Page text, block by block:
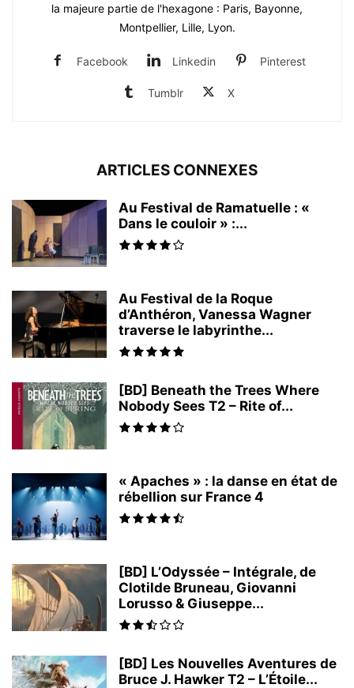
la majeure partie de l'hexagone : Paris, Bayonne,
Montpellier, Lille, Lyon.
Facebook Linkedin Pinterest
Tumblr X
ARTICLES CONNEXES
Au Festival de Ramatuelle : «
Dans le couloir » :...
Au Festival de la Roque
d’Anthéron, Vanessa Wagner
traverse le labyrinthe...
[BD] Beneath the Trees Where
Nobody Sees T2 – Rite of...
« Apaches » : la danse en état de
rébellion sur France 4
[BD] L’Odyssée – Intégrale, de
Clotilde Bruneau, Giovanni
Lorusso & Giuseppe...
[BD] Les Nouvelles Aventures de
Bruce J. Hawker T2 – L’Étoile...